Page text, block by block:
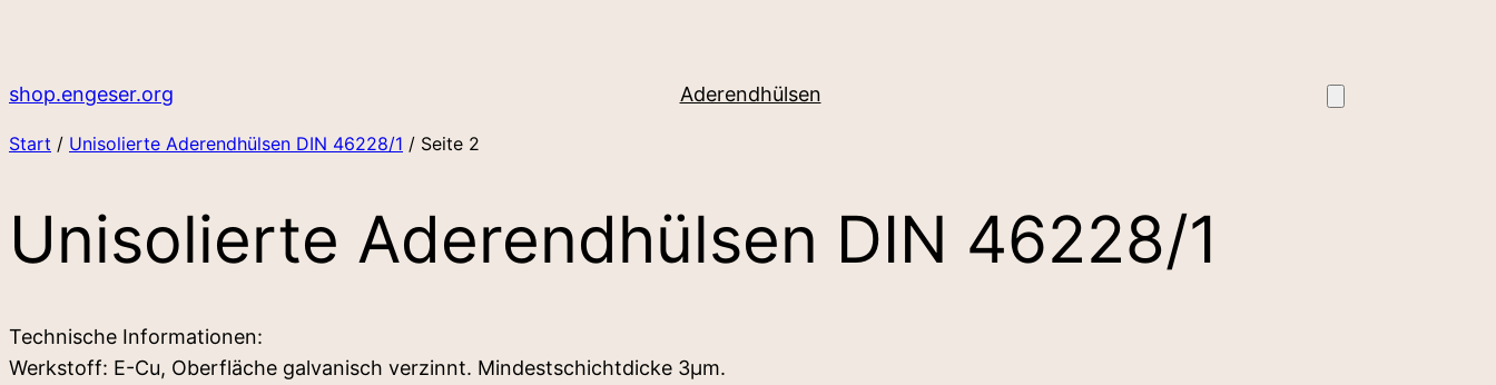
springen
shop.engeser.org Aderendhülsen
Start / Unisolierte Aderendhülsen DIN 46228/1 / Seite 2
Unisolierte Aderendhülsen DIN 46228/1
Technische Informationen:
Werkstoff: E-Cu, Oberfläche galvanisch verzinnt. Mindestschichtdicke 3µm.